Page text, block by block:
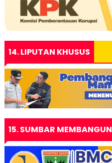
14. LIPUTAN KHUSUS
15. SUMBAR MEMBANGUN